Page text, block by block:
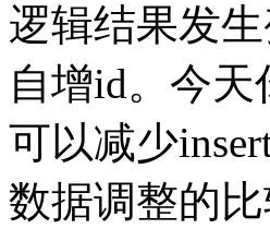
逻辑结果发
自增id。今
可以减少
数据调整的比